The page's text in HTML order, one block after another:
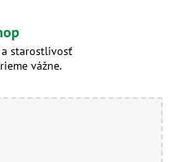
starostlivosť
vážne.